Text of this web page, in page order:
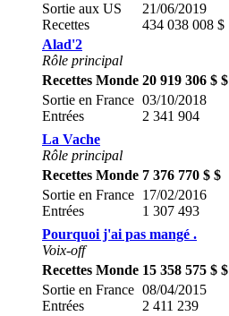
Sortie aux US
Recettes
21/06/2019
434 038 008 $
Alad'2
Rôle principal
Recettes Monde 20 919 306 $ $
Sortie en France
Entrées
03/10/2018
2 341 904
La Vache
Rôle principal
Recettes Monde 7 376 770 $ $
Sortie en France
Entrées
17/02/2016
1 307 493
Pourquoi j'ai pas mangé .
Voix-off
Recettes Monde 15 358 575 $ $
Sortie en France
Entrées
08/04/2015
2 411 239